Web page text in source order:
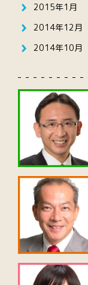
2015年1月
2014年12月
2014年10月